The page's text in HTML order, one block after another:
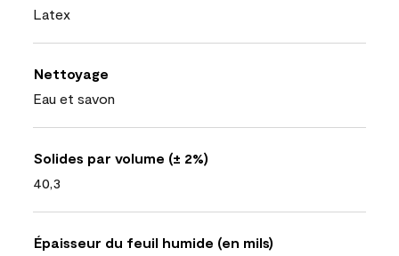
Latex
Nettoyage
Eau et savon
Solides par volume (± 2%)
40,3
Épaisseur du feuil humide (en mils)